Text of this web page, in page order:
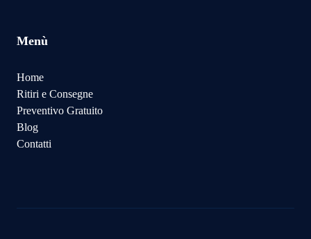
Menù
Home
Ritiri e Consegne
Preventivo Gratuito
Blog
Contatti